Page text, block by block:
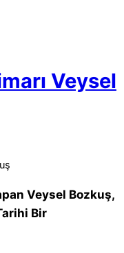
Veysel
Veysel Bozkuş,
Bir